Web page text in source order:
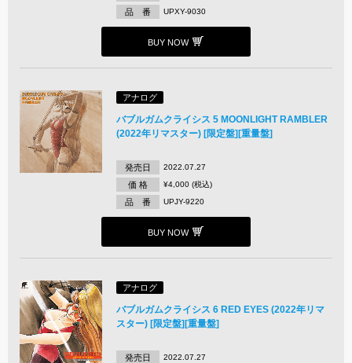
品 番 UPXY-9030
BUY NOW
アナログ
バブルガムクライシス 5 MOONLIGHT RAMBLER
(2022年リマスター) [限定盤][重量盤]
発売日 2022.07.27
価 格 ¥4,000 (税込)
品 番 UPJY-9220
BUY NOW
アナログ
バブルガムクライシス 6 RED EYES (2022年リマ
スター) [限定盤][重量盤]
発売日 2022.07.27